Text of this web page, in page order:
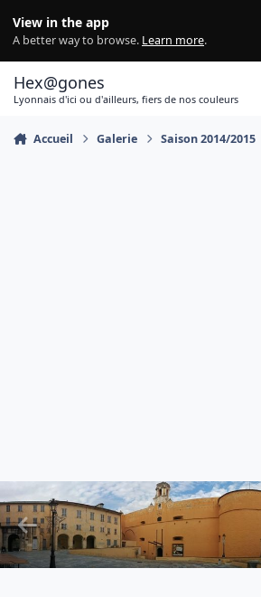
View in the app
A better way to browse. Learn more.
Hex@gones
Lyonnais d'ici ou d'ailleurs, fiers de nos couleurs
Accueil Galerie Saison 2014/2015